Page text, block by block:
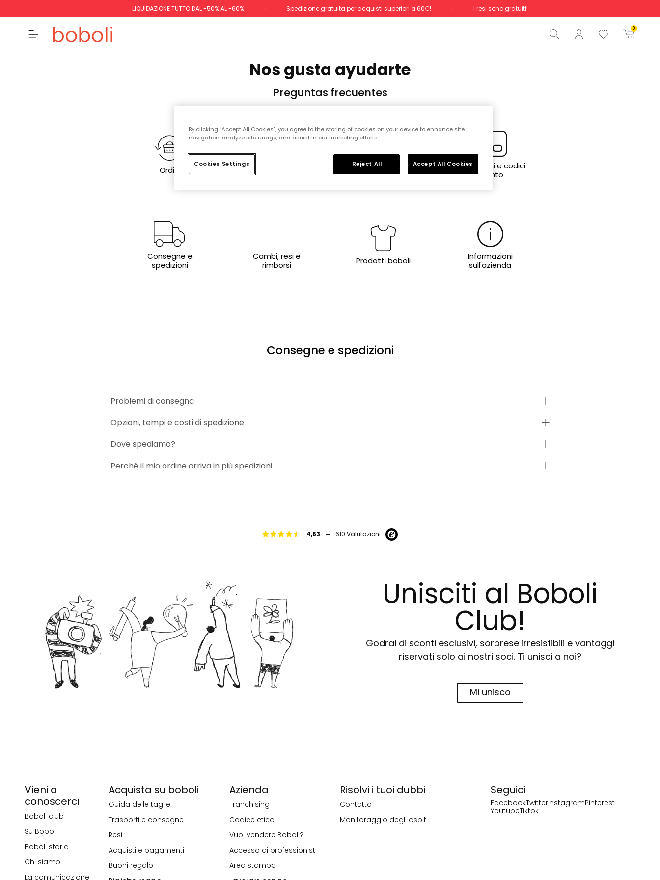
LIQUIDAZIONE TUTTO DAL -50% AL -60% Spedizione gratuita per acquisti superiori a 60€! I resi sono gratuiti!
0
Totale 0,00 €
Inizio ordine
Nos gusta ayudarte
Preguntas frecuentes
Ordini
abbonamento
Forme di
pagamento
Promozioni e codici
sconto
Consegne e
spedizioni
Cambi, resi e
rimborsi
Prodotti boboli
Informazioni
sull'azienda
Consegne e spedizioni
Problemi di consegna
Opzioni, tempi e costi di spedizione
Dove spediamo?
Perché il mio ordine arriva in più spedizioni
4,63 - 610 Valutazioni
Unisciti al Boboli
Club!
Godrai di sconti esclusivi, sorprese irresistibili e vantaggi
riservati solo ai nostri soci. Ti unisci a noi?
Mi unisco
Seguici
FacebookTwitterInstagramPinterest
YoutubeTiktok
Vieni a
conoscerci
Boboli club
Su Boboli
Boboli storia
Chi siamo
La comunicazione
Acquista su boboli
Guida delle taglie
Trasporti e consegne
Resi
Acquisti e pagamenti
Buoni regalo
Azienda
Franchising
Codice etico
Vuoi vendere Boboli?
Accesso ai professionisti
Area stampa
Risolvi i tuoi dubbi
Contatto
Monitoraggio degli ospiti
By clicking “Accept All Cookies”, you agree to the storing of cookies on your device to enhance site
navigation, analyze site usage, and assist in our marketing efforts.
Cookies Settings Reject All Accept All Cookies